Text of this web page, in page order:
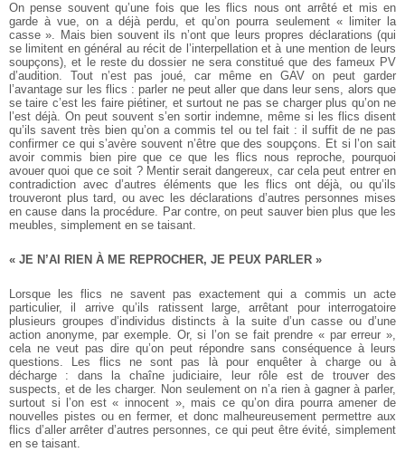
On pense souvent qu’une fois que les flics nous ont arrêté et mis en
garde à vue, on a déjà perdu, et qu’on pourra seulement « limiter la
casse ». Mais bien souvent ils n’ont que leurs propres déclarations (qui
se limitent en général au récit de l’interpellation et à une mention de leurs
soupçons), et le reste du dossier ne sera constitué que des fameux PV
d’audition. Tout n’est pas joué, car même en GAV on peut garder
l’avantage sur les flics : parler ne peut aller que dans leur sens, alors que
se taire c’est les faire piétiner, et surtout ne pas se charger plus qu’on ne
l’est déjà. On peut souvent s’en sortir indemne, même si les flics disent
qu’ils savent très bien qu’on a commis tel ou tel fait : il suffit de ne pas
confirmer ce qui s’avère souvent n’être que des soupçons. Et si l’on sait
avoir commis bien pire que ce que les flics nous reproche, pourquoi
avouer quoi que ce soit ? Mentir serait dangereux, car cela peut entrer en
contradiction avec d’autres éléments que les flics ont déjà, ou qu’ils
trouveront plus tard, ou avec les déclarations d’autres personnes mises
en cause dans la procédure. Par contre, on peut sauver bien plus que les
meubles, simplement en se taisant.
« JE N’AI RIEN À ME REPROCHER, JE PEUX PARLER »
Lorsque les flics ne savent pas exactement qui a commis un acte
particulier, il arrive qu’ils ratissent large, arrêtant pour interrogatoire
plusieurs groupes d’individus distincts à la suite d’un casse ou d’une
action anonyme, par exemple. Or, si l’on se fait prendre « par erreur »,
cela ne veut pas dire qu’on peut répondre sans conséquence à leurs
questions. Les flics ne sont pas là pour enquêter à charge ou à
décharge : dans la chaîne judiciaire, leur rôle est de trouver des
suspects, et de les charger. Non seulement on n’a rien à gagner à parler,
surtout si l’on est « innocent », mais ce qu’on dira pourra amener de
nouvelles pistes ou en fermer, et donc malheureusement permettre aux
flics d’aller arrêter d’autres personnes, ce qui peut être évité, simplement
en se taisant.